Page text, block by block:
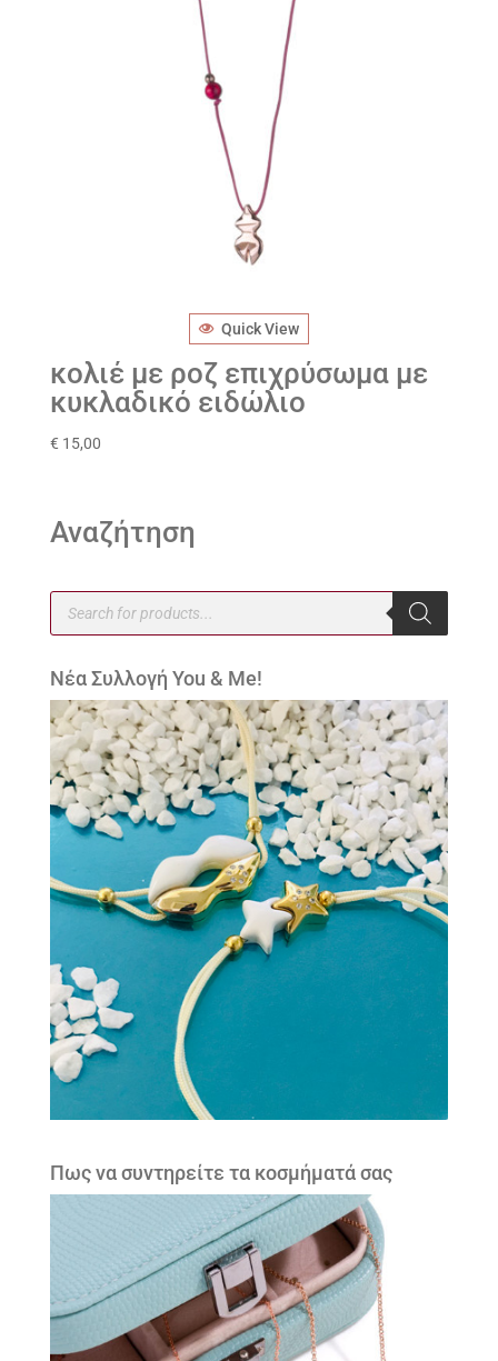
Quick View
κολιέ με ροζ επιχρύσωμα με
κυκλαδικό ειδώλιο
€ 15,00
Αναζήτηση
Products
search
Νέα Συλλογή You & Me!
Πως να συντηρείτε τα κοσμήματά σας